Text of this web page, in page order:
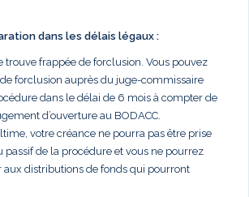
dans les délais légaux :
trouve frappée de forclusion. Vous pouvez
forclusion auprès du juge-commissaire
dans le délai de 6 mois à compter de
d’ouverture au BODACC.
votre créance ne pourra pas être prise
passif de la procédure et vous ne pourrez
aux distributions de fonds qui pourront